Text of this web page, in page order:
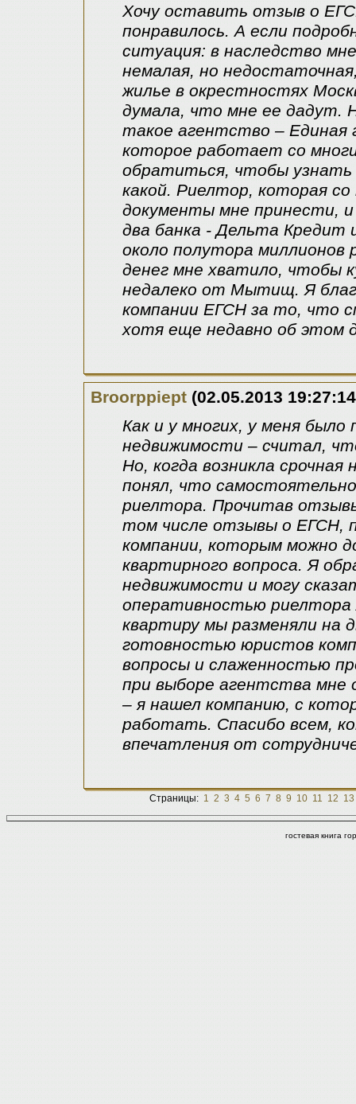
Хочу оставить отзыв о
понравилось. А если
ситуация: в наследство
немалая, но
жилье в окрестностях
думала, что мне ее дадут.
такое агентство – Единая
которое работает со
обратиться, чтобы
какой. Риелтор, которая
документы мне принести,
два банка - Дельта
около полутора
денег мне хватило, чтобы
недалеко от Мытищ. Я
компании ЕГСН за то, что
хотя еще недавно об этом
Broorppiept (02.05.2013
Как и у многих, у меня
недвижимости – считал,
Но, когда возникла
понял, что
риелтора. Прочитав
том числе отзывы о ЕГСН,
компании, которым можно
квартирного вопроса. Я
недвижимости и могу
оперативностью
квартиру мы разменяли на
готовностью юристов
вопросы и слаженностью
при выборе агентства мне
– я нашел компанию, с
работать. Спасибо всем,
впечатления от
Страницы: 1 2 3 4 5 6 7 8 9 10 11 12 13
гостевая книга